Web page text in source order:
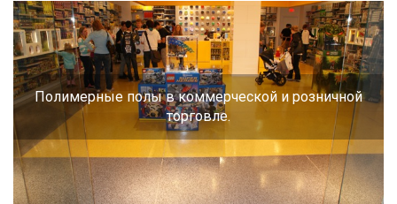
Полимерные полы в коммерческой и розничной
торговле.